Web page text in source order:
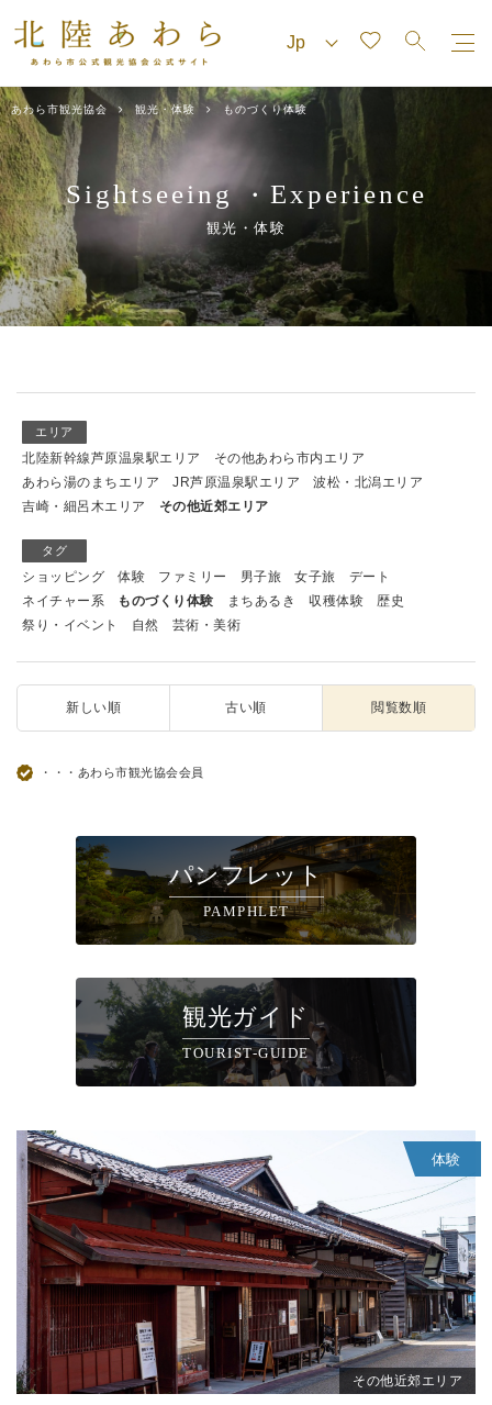
あわら市観光協会 観光・体験 ものづくり体験
Sightseeing・ Experience
観光・体験
エリア
北陸新幹線芦原温泉駅エリア
その他あわら市内エリア
あわら湯のまちエリア
JR芦原温泉駅エリア
波松・北潟エリア
吉崎・細呂木エリア
その他近郊エリア
タグ
ショッピング 体験 ファミリー 男子旅 女子旅
デート
ネイチャー系
ものづくり体験 まちあるき 収穫体験
歴史
祭り・イベント
自然 芸術・美術
新しい順 古い順 閲覧数順
・・・あわら市観光協会会員
パンフレット
PAMPHLET
観光ガイド
TOURIST-GUIDE
体験
その他近郊エリア